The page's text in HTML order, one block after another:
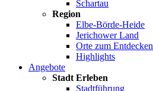
Schartau
Region
Elbe-Börde-Heide
Jerichower Land
Orte zum Entdecken
Highlights
Angebote
Stadt Erleben
Stadtführung